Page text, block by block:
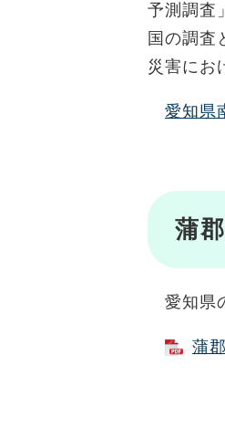
予測調査
国の調査
災害にお
愛知県
蒲
愛知県
蒲